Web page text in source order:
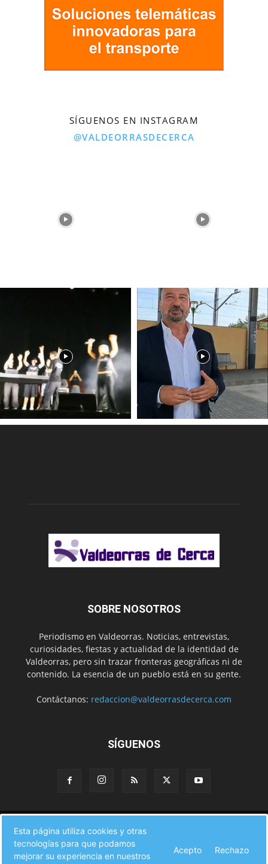
SÍGUENOS EN INSTAGRAM
@VALDEORRASDECERCA
SOBRE NOSOTROS
Periodismo en Valdeorras. Noticias, entrevistas,
curiosidades, fiestas y actualidad de la identidad de
Valdeorras, pero sin trazar fronteras geográficas ni de
contenido. La esencia de un pueblo está en su gente.
Contáctanos: redaccion@valdeorrasdecerca.com
SÍGUENOS
A pie de calle
Fiestas Eventos Cultura
CAMINO DE INVIERNO
Agenda Comercial Sucesos Contacto
Esta página utiliza cookies y otras
tecnologías para que podamos
mejorar su experiencia en nuestros
Acepto Rechazo